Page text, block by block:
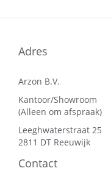
Adres
Arzon B.V.
Kantoor/Showroom
(Alleen om afspraak)
Leeghwaterstraat 25
2811 DT Reeuwijk
Contact